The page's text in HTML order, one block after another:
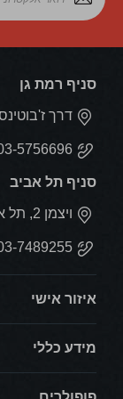
סניף רמת גן
דרך ז'בוטינסקי 4,
5756696
סניף תל אביב
ויצמן 2, תל אביב
7489255
איזור אישי
מידע כללי